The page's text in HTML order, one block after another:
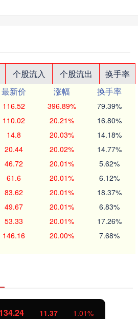
个股流入 个股流出
换手率
最新价 涨幅
换手率
116.52 396.89% 79.39%
110.02 20.21% 16.80%
14.8 20.03% 14.18%
20.44 20.02% 14.77%
46.72 20.01% 5.62%
61.6 20.01% 6.12%
83.62 20.01% 18.37%
49.67 20.01% 6.83%
53.33 20.01% 17.26%
146.16 20.00% 7.68%
11.37 1.01%